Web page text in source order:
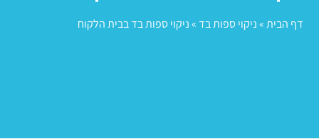
דף הבית»ניקוי ספות בד»ניקוי ספות בד בבית הלקוח